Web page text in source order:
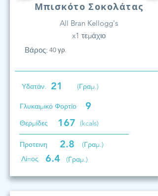
Μπισκότο Σοκολάτας
All Bran Kellogg's
x1 τεμάχιο
Βάρος: 40 γρ.
Υδατάν. 21 (Γραμ.)
Γλυκαιμικό Φορτίο 9
Θερμίδες 167 (kcals)
Προτεινη 2.8
(Γραμ.)
Λίπος
6.4 (Γραμ.)